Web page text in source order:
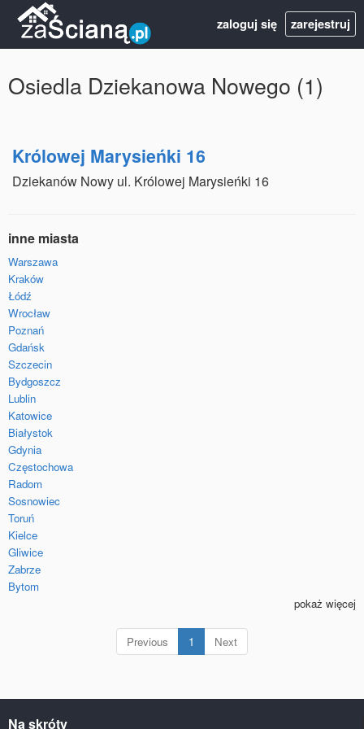
zaloguj się zarejestruj
Osiedla Dziekanowa Nowego (1)
Królowej Marysieńki 16
Dziekanów Nowy ul. Królowej Marysieńki 16
inne miasta
Warszawa
Kraków
Łódź
Wrocław
Poznań
Gdańsk
Szczecin
Bydgoszcz
Lublin
Katowice
Białystok
Gdynia
Częstochowa
Radom
Sosnowiec
Toruń
Kielce
Gliwice
Zabrze
Bytom
pokaż więcej
Previous 1 (current)
Next
Na skróty